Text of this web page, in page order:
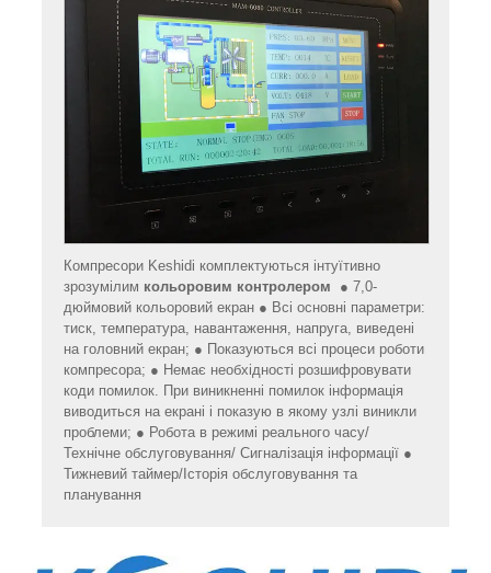
Компресори Keshidi комплектуються інтуїтивно
зрозумілим кольоровим контролером ● 7,0-
дюймовий кольоровий екран ● Всі основні параметри:
тиск, температура, навантаження, напруга, виведені
на головний екран; ● Показуються всі процеси роботи
компресора; ● Немає необхідності розшифровувати
коди помилок. При виникненні помилок інформація
виводиться на екрані і показую в якому узлі виникли
проблеми; ● Робота в режимі реального часу/
Технічне обслуговування/ Сигналізація інформації ●
Тижневий таймер/Історія обслуговування та
планування